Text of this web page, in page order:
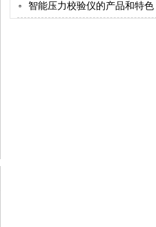
智能压力校验仪的产品和特色